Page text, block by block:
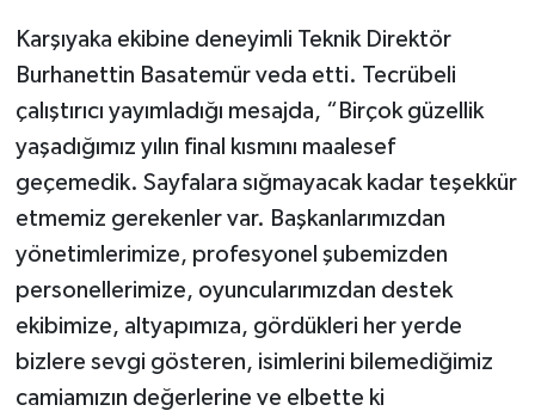
Karşıyaka ekibine deneyimli Teknik Direktör
Burhanettin Basatemür veda etti. Tecrübeli
çalıştırıcı yayımladığı mesajda, “Birçok güzellik
yaşadığımız yılın final kısmını maalesef
geçemedik. Sayfalara sığmayacak kadar teşekkür
etmemiz gerekenler var. Başkanlarımızdan
yönetimlerimize, profesyonel şubemizden
personellerimize, oyuncularımızdan destek
ekibimize, altyapımıza, gördükleri her yerde
bizlere sevgi gösteren, isimlerini bilemediğimiz
camiamızın değerlerine ve elbette ki